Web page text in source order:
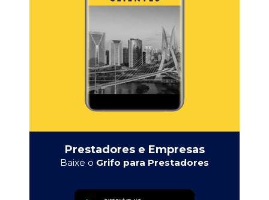
Prestadores e Empresas
Baixe o Grifo para Prestadores